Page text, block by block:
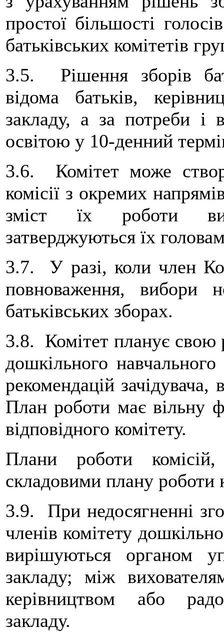
простої більшості
батьківських комітетів
3.5. Рішення зборів
відома батьків,
закладу, а за потреби і
освітою у 10-денний
3.6. Комітет може
комісії з окремих
зміст їх роботи
затверджуються їх
3.7. У разі, коли член
повноваження, вибори
батьківських зборах.
3.8. Комітет планує свою
дошкільного навчального
рекомендацій зачідувача,
План роботи має вільну
відповідного комітету.
Плани роботи
складовими плану роботи
3.9. При недосягненні
членів комітету
вирішуються органом
закладу; між
керівництвом або
закладу.